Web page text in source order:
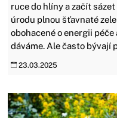
ruce do hlíny a začít
úrodu plnou šťavnaté
obohacené o energii
dáváme. Ale často bývají
23.03.2025